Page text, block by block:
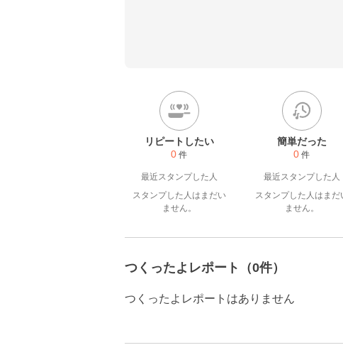
リピートしたい
0 件
最近スタンプした人
スタンプした人はまだい
ません。
簡単だった
0 件
最近スタンプした人
スタンプした人はまだ
ません。
つくったよレポート（0件）
つくったよレポートはありません